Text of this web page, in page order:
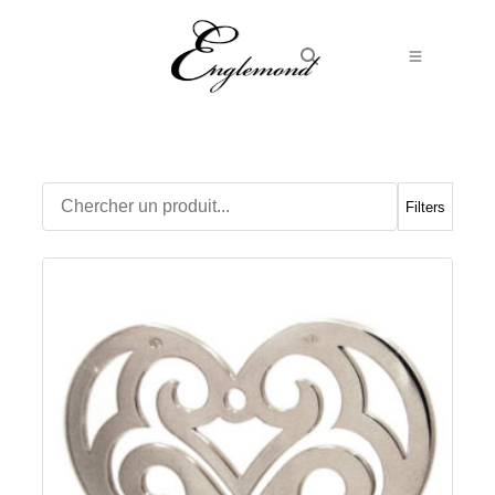
Boucles d’Oreilles
Boutons de manchette
Colliers
Médailles
Pendentifs
Adamas
Filters